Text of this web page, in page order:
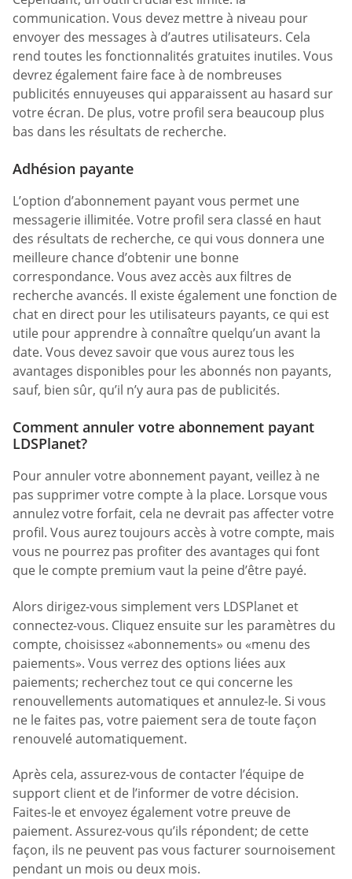
communication. Vous devez mettre à niveau pour
envoyer des messages à d’autres utilisateurs. Cela
rend toutes les fonctionnalités gratuites inutiles. Vous
devrez également faire face à de nombreuses
publicités ennuyeuses qui apparaissent au hasard sur
votre écran. De plus, votre profil sera beaucoup plus
bas dans les résultats de recherche.
Adhésion payante
L’option d’abonnement payant vous permet une
messagerie illimitée. Votre profil sera classé en haut
des résultats de recherche, ce qui vous donnera une
meilleure chance d’obtenir une bonne
correspondance. Vous avez accès aux filtres de
recherche avancés. Il existe également une fonction de
chat en direct pour les utilisateurs payants, ce qui est
utile pour apprendre à connaître quelqu’un avant la
date. Vous devez savoir que vous aurez tous les
avantages disponibles pour les abonnés non payants,
sauf, bien sûr, qu’il n’y aura pas de publicités.
Comment annuler votre abonnement payant
LDSPlanet?
Pour annuler votre abonnement payant, veillez à ne
pas supprimer votre compte à la place. Lorsque vous
annulez votre forfait, cela ne devrait pas affecter votre
profil. Vous aurez toujours accès à votre compte, mais
vous ne pourrez pas profiter des avantages qui font
que le compte premium vaut la peine d’être payé.
Alors dirigez-vous simplement vers LDSPlanet et
connectez-vous. Cliquez ensuite sur les paramètres du
compte, choisissez «abonnements» ou «menu des
paiements». Vous verrez des options liées aux
paiements; recherchez tout ce qui concerne les
renouvellements automatiques et annulez-le. Si vous
ne le faites pas, votre paiement sera de toute façon
renouvelé automatiquement.
Après cela, assurez-vous de contacter l’équipe de
support client et de l’informer de votre décision.
Faites-le et envoyez également votre preuve de
paiement. Assurez-vous qu’ils répondent; de cette
façon, ils ne peuvent pas vous facturer sournoisement
pendant un mois ou deux mois.